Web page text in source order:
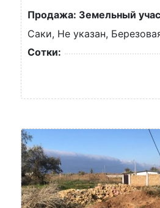
Продажа: Земельный
Саки, Не указан,
Сотки: